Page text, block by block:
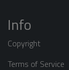
Info
Copyright
Terms of Service